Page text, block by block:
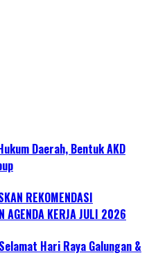
Daerah, Bentuk AKD
REKOMENDASI
AGENDA KERJA JULI 2026
Hari Raya Galungan &